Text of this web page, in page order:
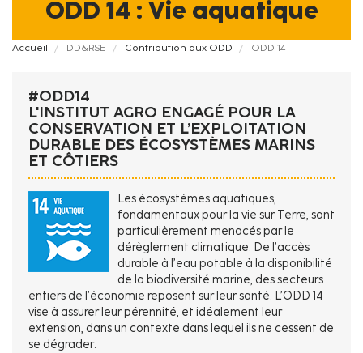
ODD 14 : Vie aquatique
FilAccueil DD&RSE Contribution aux ODD ODD 14
#ODD14
L'INSTITUT AGRO ENGAGÉ POUR LA
CONSERVATION ET L’EXPLOITATION
DURABLE DES ÉCOSYSTÈMES MARINS
ET CÔTIERS
Les écosystèmes aquatiques,
fondamentaux pour la vie sur Terre, sont
particulièrement menacés par le
dérèglement climatique. De l’accès
durable à l’eau potable à la disponibilité
de la biodiversité marine, des secteurs
entiers de l’économie reposent sur leur santé. L’ODD 14
vise à assurer leur pérennité, et idéalement leur
extension, dans un contexte dans lequel ils ne cessent de
se dégrader.